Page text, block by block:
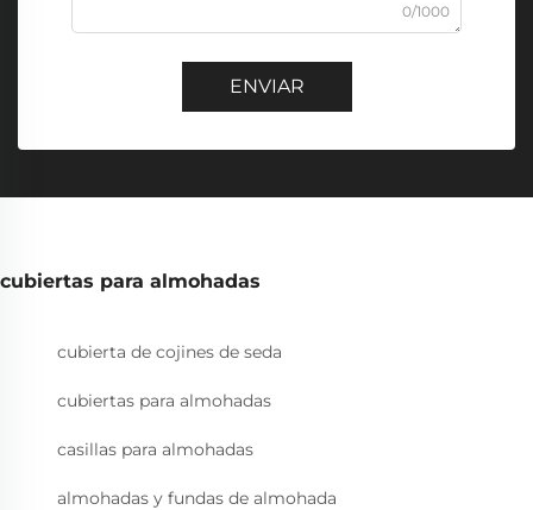
0/1000
ENVIAR
cubiertas para almohadas
cubierta de cojines de seda
cubiertas para almohadas
casillas para almohadas
almohadas y fundas de almohada